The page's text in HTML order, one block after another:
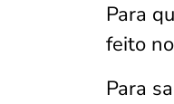
Para
feito
Para